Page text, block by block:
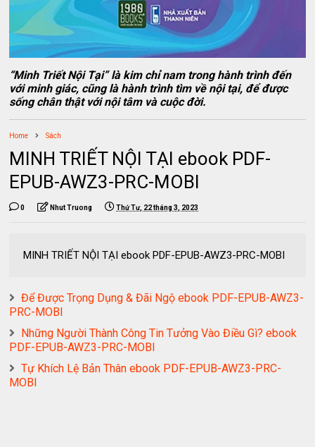
“Minh Triết Nội Tại” là kim chỉ nam trong hành trình đến
với minh giác, cũng là hành trình tìm về nội tại, để được
sống chân thật với nội tâm và cuộc đời.
Home Sách
MINH TRIẾT NỘI TẠI ebook PDF-
EPUB-AWZ3-PRC-MOBI
0 Nhut Truong Thứ Tư, 22 tháng 3, 2023
MINH TRIẾT NỘI TẠI ebook PDF-EPUB-AWZ3-PRC-MOBI
Để Được Trọng Dụng & Đãi Ngộ ebook PDF-EPUB-AWZ3-
PRC-MOBI
Những Người Thành Công Tin Tưởng Vào Điều Gì? ebook
PDF-EPUB-AWZ3-PRC-MOBI
Tự Khích Lệ Bản Thân ebook PDF-EPUB-AWZ3-PRC-
MOBI